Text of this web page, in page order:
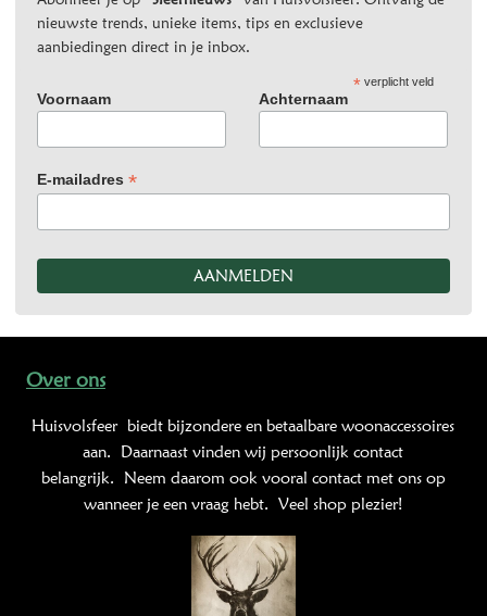
nieuwste trends, unieke items, tips en exclusieve
aanbiedingen direct in je inbox.
*verplicht veld
Voornaam Achternaam
E-mailadres *
Over ons
Huisvolsfeer biedt bijzondere en betaalbare woonaccessoires
aan. Daarnaast vinden wij persoonlijk contact
belangrijk. Neem daarom ook vooral contact met ons op
wanneer je een vraag hebt. Veel shop plezier!